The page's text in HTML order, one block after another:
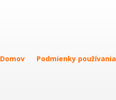
Domov
Podmienky používania